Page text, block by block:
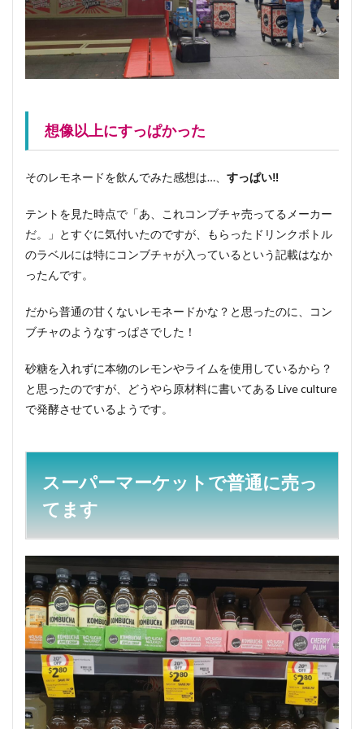
想像以上にすっぱかった
そのレモネードを飲んでみた感想は…、 すっぱい‼︎
テントを見た時点で「あ、これコンブチャ売ってるメーカー
だ。」とすぐに気付いたのですが、もらったドリンクボトル
のラベルには特にコンブチャが入っているという記載はなか
ったんです。
だから普通の甘くないレモネードかな？と思ったのに、コン
ブチャのようなすっぱさでした！
砂糖を入れずに本物のレモンやライムを使用しているから？
と思ったのですが、どうやら原材料に書いてある Live culture
で発酵させているようです。
スーパーマーケットで普通に売っ
てます